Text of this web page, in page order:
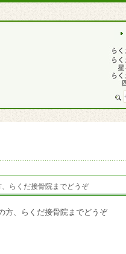
らくだ接骨院までどうぞ
方、らくだ接骨院までどうぞ